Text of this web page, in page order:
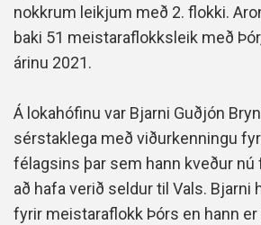
nokkrum leikjum með 2. flokki.
baki 51 meistaraflokksleik með
árinu 2021.
Á lokahófinu var Bjarni Guðjón
sérstaklega með viðurkenningu
félagsins þar sem hann kveður
að hafa verið seldur til Vals. Bjarni
fyrir meistaraflokk Þórs en hann